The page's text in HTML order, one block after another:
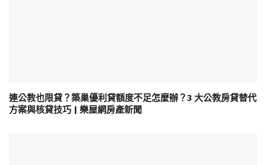
連公教也限貸？築巢優利貸額度不足怎麼辦？3 大公教房貸替代
方案與核貸技巧 | 樂屋網房產新聞